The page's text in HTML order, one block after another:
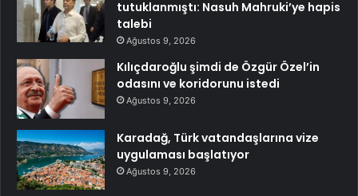
tutuklanmıştı: Nasuh Mahruki’ye hapis
talebi
Ağustos 9, 2026
Kılıçdaroğlu şimdi de Özgür Özel’in
odasını ve koridorunu istedi
Ağustos 9, 2026
Karadağ, Türk vatandaşlarına vize
uygulaması başlatıyor
Ağustos 9, 2026